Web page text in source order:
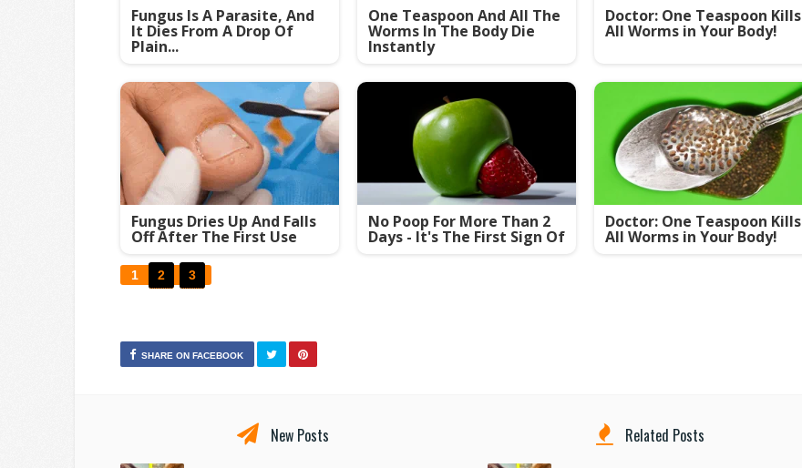
Fungus Is A Parasite, And
It Dies From A Drop Of
Plain...
One Teaspoon And All The
Worms In The Body Die
Instantly
Doctor: One Teaspoon Kills
All Worms in Your Body!
Fungus Dries Up And Falls
Off After The First Use
No Poop For More Than 2
Days - It's The First Sign Of
Doctor: One Teaspoon Kills
All Worms in Your Body!
1 2 3
SHARE ON FACEBOOK
New Posts Related Posts